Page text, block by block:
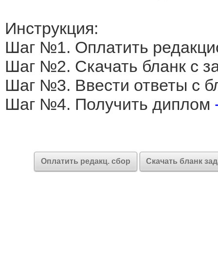
Инструкция:
Шаг №1. Оплатить
Шаг №2. Скачать бланк с
Шаг №3. Ввести ответы с
Шаг №4. Получить диплом
Оплатить редакц. сбор Скачать бланк